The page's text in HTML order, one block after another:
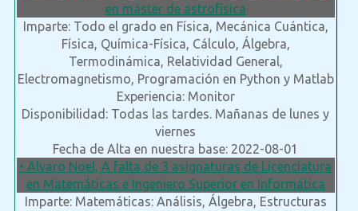
en máster de astrofísica
Imparte: Todo el grado en Física, Mecánica Cuántica,
Física, Química-Física, Cálculo, Álgebra,
Termodinámica, Relatividad General,
Electromagnetismo, Programación en Python y Matlab
Experiencia: Monitor
Disponibilidad: Todas las tardes. Mañanas de lunes y
viernes
Fecha de Alta en nuestra base: 2022-08-01
• Alvaro Noel, A falta de 3 asignaturas de Licenciatura
en Matemáticas e Ingeniero Superior en Informática
Imparte: Matemáticas: Análisis, Álgebra, Estructuras